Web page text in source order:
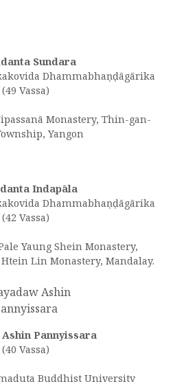
Sundara
Dhammabhaṇḍāgārika
(49 Vassa)
Monastery, Thin-gan-
Yangon
Indapāla
Dhammabhaṇḍāgārika
(42 Vassa)
Yaung Shein Monastery,
Lin Monastery, Mandalay.
Ashin Pannyissara
(40 Vassa)
Buddhist University